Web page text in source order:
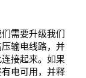
需要升级我们
输电线路，并
接起来。如果
电可用，并释